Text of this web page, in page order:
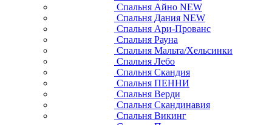
Спальня Айно NEW
Спальня Дания NEW
Спальня Ари-Прованс
Спальня Рауна
Спальня Мальта/Хельсинки
Спальня Лебо
Спальня Скандия
Спальня ПЕННИ
Спальня Верди
Спальня Скандинавия
Спальня Викинг